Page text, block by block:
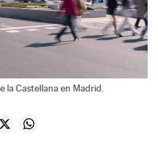
la Castellana en Madrid.